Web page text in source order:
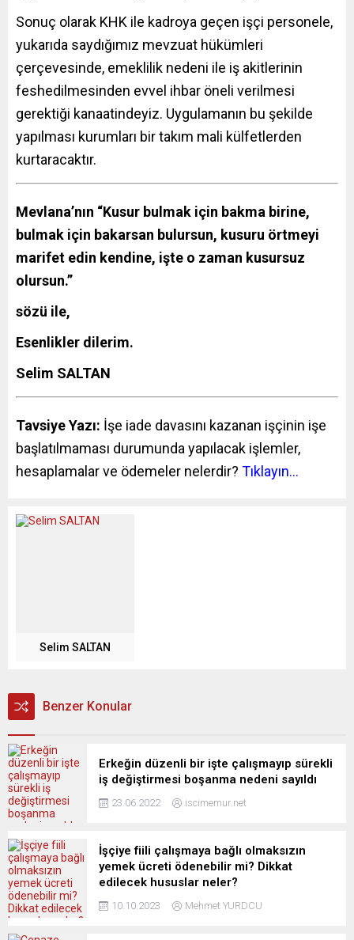
Sonuç olarak KHK ile kadroya geçen işçi personele,
yukarıda saydığımız mevzuat hükümleri
çerçevesinde, emeklilik nedeni ile iş akitlerinin
feshedilmesinden evvel ihbar öneli verilmesi
gerektiği kanaatindeyiz. Uygulamanın bu şekilde
yapılması kurumları bir takım mali külfetlerden
kurtaracaktır.
Mevlana’nın “Kusur bulmak için bakma birine,
bulmak için bakarsan bulursun, kusuru örtmeyi
marifet edin kendine, işte o zaman kusursuz
olursun.”
sözü ile,
Esenlikler dilerim.
Selim SALTAN
Tavsiye Yazı: İşe iade davasını kazanan işçinin işe
başlatılmaması durumunda yapılacak işlemler,
hesaplamalar ve ödemeler nelerdir? Tıklayın…
Selim SALTAN
Benzer Konular
Erkeğin düzenli bir işte çalışmayıp sürekli
iş değiştirmesi boşanma nedeni sayıldı
23.06.2022 iscimemur.net
İşçiye fiili çalışmaya bağlı olmaksızın
yemek ücreti ödenebilir mi? Dikkat
edilecek hususlar neler?
10.10.2023 Mehmet YURDCU